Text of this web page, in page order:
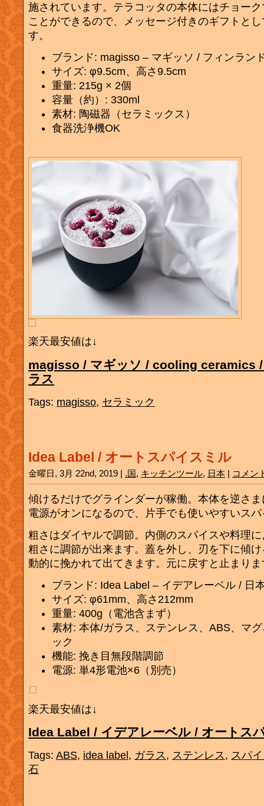
施されています。テラコッタの本体にはチョー
ことができるので、メッセージ付きのギフトと
す。
ブランド: magisso – マギッソ / フィンラン
サイズ: φ9.5cm、高さ9.5cm
重量: 215g × 2個
容量（約）: 330ml
素材: 陶磁器（セラミックス）
食器洗浄機OK
楽天最安値は↓
magisso / マギッソ / cooling ceramics /
ラス
Tags: magisso, セラミック
Idea Label / オートスパイスミル
金曜日, 3月 22nd, 2019 | .国, キッチンツール, 日本 | コメン
傾けるだけでグラインダーが稼働。本体を逆さ
電源がオンになるので、片手でも使いやすいス
粗さはダイヤルで調節。内側のスパイスや料理
粗さに調節が出来ます。蓋を外し、刃を下に傾
動的に挽かれて出てきます。元に戻すと止まりま
ブランド: Idea Label – イデアレーベル / 日
サイズ: φ61mm、高さ212mm
重量: 400g（電池含まず）
素材: 本体/ガラス、ステンレス、ABS、マ
ック
機能: 挽き目無段階調節
電源: 単4形電池×6（別売）
楽天最安値は↓
Idea Label / イデアレーベル / オートス
Tags: ABS, idea label , ガラス, ステンレス, スパ
石